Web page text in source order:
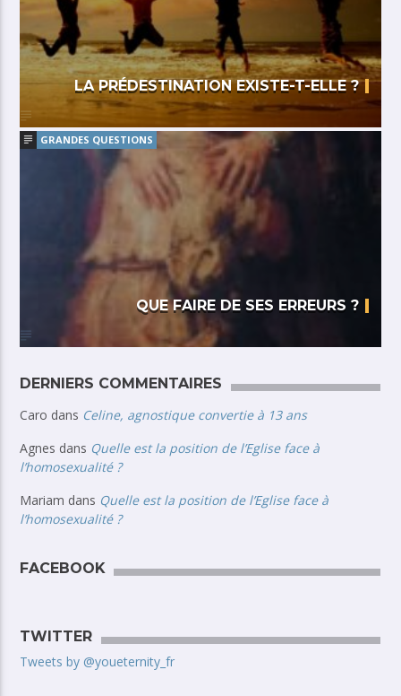
LA PRÉDESTINATION EXISTE-T-ELLE ?
GRANDES QUESTIONS
QUE FAIRE DE SES ERREURS ?
DERNIERS COMMENTAIRES
Caro dans Celine, agnostique convertie à 13 ans
Agnes dans Quelle est la position de l’Eglise face à
l’homosexualité ?
Mariam dans Quelle est la position de l’Eglise face à
l’homosexualité ?
FACEBOOK
TWITTER
Tweets by @youeternity_fr